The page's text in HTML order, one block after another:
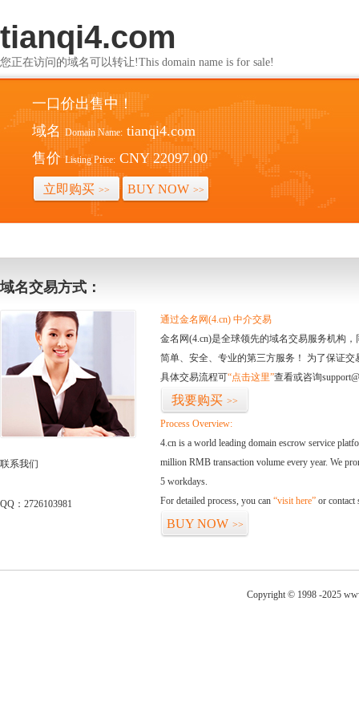
tianqi4.com
您正在访问的域名可以转让!This domain name is for sale!
一口价出售中！
域名 Domain Name: tianqi4.com
售价 Listing Price: CNY 22097.00
立即购买 >> BUY NOW >>
域名交易方式：
联系我们
QQ：2726103981
通过金名网(4.cn) 中介交易
金名网(4.cn)是全球领先的域名交易服务机构
简单、安全、专业的第三方服务！ 为了保证
具体交易流程可“点击这里”查看或咨询
我要购买 >>
Process Overview:
4.cn is a world leading domain escrow service
million RMB transaction volume every year. We
5 workdays.
For detailed process, you can “visit here” or contact
BUY NOW >>
Copyright © 1998 -2025